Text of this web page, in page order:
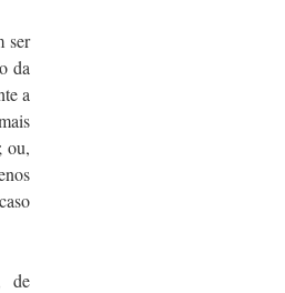
ser
da
a
ou,
de